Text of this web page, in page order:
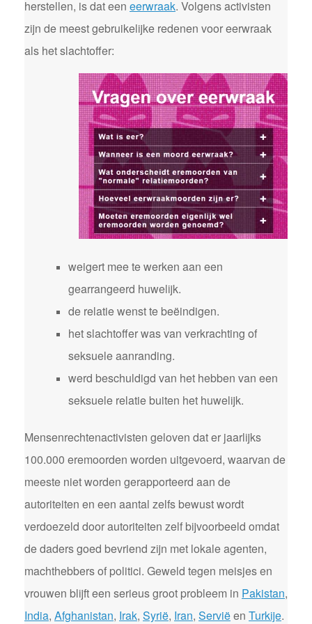
herstellen, is dat een eerwraak. Volgens activisten
zijn de meest gebruikelijke redenen voor eerwraak
als het slachtoffer:
weigert mee te werken aan een
gearrangeerd huwelijk.
de relatie wenst te beëindigen.
het slachtoffer was van verkrachting of
seksuele aanranding.
werd beschuldigd van het hebben van een
seksuele relatie buiten het huwelijk.
Mensenrechtenactivisten geloven dat er jaarlijks
100.000 eremoorden worden uitgevoerd, waarvan de
meeste niet worden gerapporteerd aan de
autoriteiten en een aantal zelfs bewust wordt
verdoezeld door autoriteiten zelf bijvoorbeeld omdat
de daders goed bevriend zijn met lokale agenten,
machthebbers of politici. Geweld tegen meisjes en
vrouwen blijft een serieus groot probleem in Pakistan,
India, Afghanistan, Irak, Syrië, Iran, Serviëen Turkije.